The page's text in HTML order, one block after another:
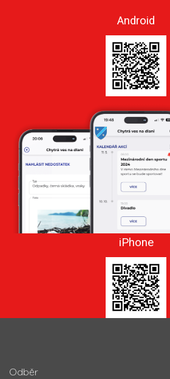
Android
iPhone
Odběr